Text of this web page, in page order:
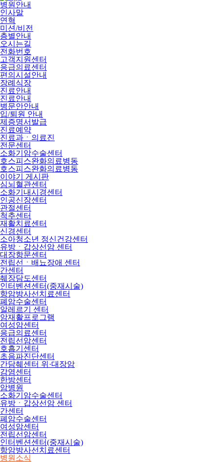
병원안내
인사말
연혁
미션/비전
층별안내
오시는길
전화번호
고객지원센터
응급의료센터
편의시설안내
장례식장
진료안내
진료안내
병문안안내
입/퇴원 안내
제증명서발급
진료예약
진료과ㆍ의료진
전문센터
소화기암수술센터
호스피스완화의료병동
호스피스완화의료병동
이야기 게시판
심뇌혈관센터
소화기내시경센터
인공신장센터
관절센터
척추센터
재활치료센터
신경센터
소아청소년 정신건강센터
유방ㆍ갑상선암 센터
대장항문센터
전립선ㆍ배뇨장애 센터
간센터
췌장담도센터
인터벤션센터(중재시술)
항암방사선치료센터
폐암수술센터
알레르기 센터
암재활프로그램
여성암센터
응급의료센터
전립선암센터
호흡기센터
초음파진단센터
간담췌센터 위·대장암
감염센터
한방센터
암병원
소화기암수술센터
유방ㆍ갑상선암 센터
간센터
폐암수술센터
여성암센터
전립선암센터
인터벤션센터(중재시술)
항암방사선치료센터
병원소식